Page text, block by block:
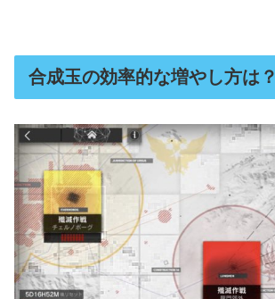
合成玉の効率的な増やし方は？